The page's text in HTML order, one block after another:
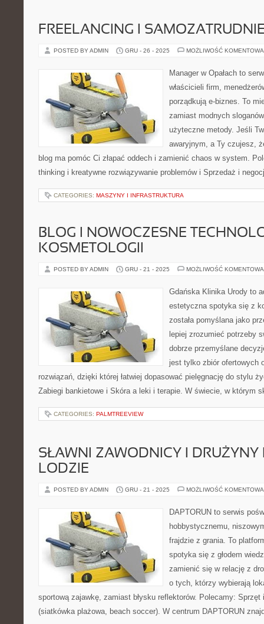
FREELANCING I
POSTED BY ADMIN GRU - 26 - 2025 MOŻLIWOŚĆ
Manager w Opałach to
właścicieli firm,
porządkują e-biznes. To
zamiast modnych
użyteczne metody. Jeśli
awaryjnym, a Ty czujesz,
blog ma pomóc Ci złapać oddech i zamienić chaos w system.
thinking i kreatywne rozwiązywanie problemów i Sprzedaż i
CATEGORIES: MASZYNY I INFRASTRUKTURA
BLOG I NOWOCZESNE
KOSMETOLOGII
POSTED BY ADMIN GRU - 21 - 2025 MOŻLIWOŚĆ
Gdańska Klinika Urody to
estetyczna spotyka się z
została pomyślana jako
lepiej zrozumieć potrzeby
dobrze przemyślane
jest tylko zbiór ofertowych
rozwiązań, dzięki której łatwiej dopasować pielęgnację do stylu
Zabiegi bankietowe i Skóra a leki i terapie. W świecie, w którym
CATEGORIES: PALMTREEVIEW
SŁAWNI ZAWODNICY I DRUŻYNY
LODZIE
POSTED BY ADMIN GRU - 21 - 2025 MOŻLIWOŚĆ
DAPTORUN to serwis
hobbystycznemu,
frajdzie z grania. To
spotyka się z głodem
zamienić się w relację z
o tych, którzy wybierają
sportową zajawkę, zamiast błysku reflektorów. Polecamy:
(siatkówka plażowa, beach soccer). W centrum DAPTORUN